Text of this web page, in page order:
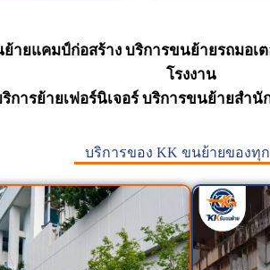
ายแคมป์ก่อสร้าง บริการขนย้ายรถมอ
โรงงาน
การย้ายเฟอร์นิเจอร์ บริการขนย้ายสำ
บริการของ KK ขนย้ายของทุ